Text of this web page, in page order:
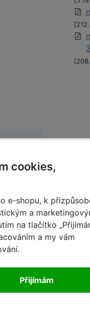
19:11
11:19
cookies,
e-shopu, k
a
na tlačítko
a my vám
Přijímám